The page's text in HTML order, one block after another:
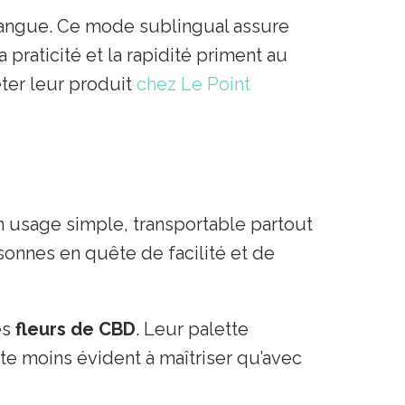
Ce mode sublingual assure
praticité et la rapidité priment au
leur produit chez Le Point
usage simple, transportable partout
en quête de facilité et de
fleurs de CBD. Leur palette
moins évident à maîtriser qu’avec